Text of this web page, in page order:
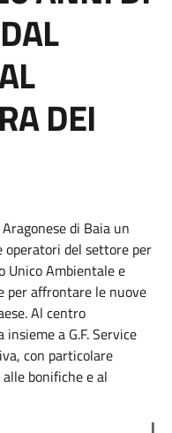
DEI
di Baia un
del settore per
Unico Ambientale e
per affrontare le nuove
Al centro
a G.F. Service
con particolare
bonifiche e al